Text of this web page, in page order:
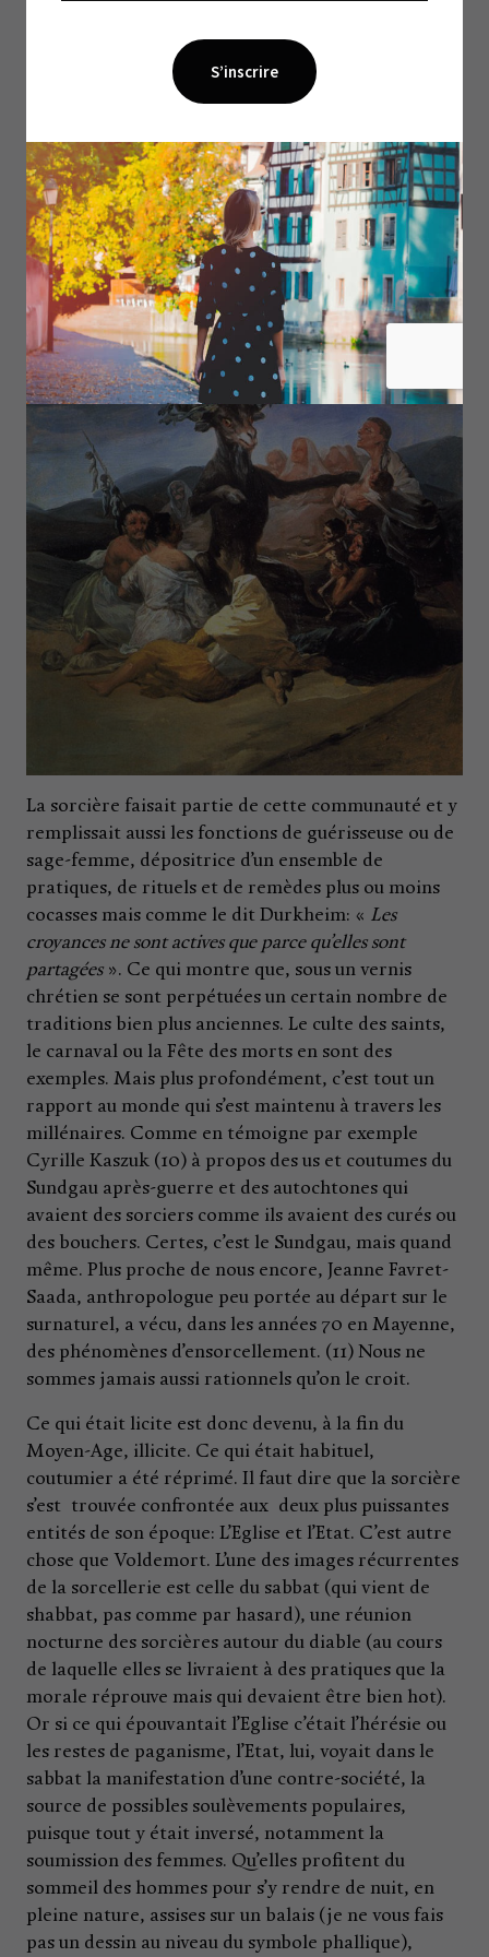
femme chrétienne, elle sera souvent veuve, âgée et
merde à l’autre et son affaire est entendue. On ne
manquera donc pas de bonnes âmes pour dénoncer
La délation est une tradition bien établie en France.
La sorcière faisait partie de cette communauté et y
remplissait aussi les fonctions de guérisseuse ou de
sage-femme, dépositrice d’un ensemble de
pratiques, de rituels et de remèdes plus ou moins
cocasses mais comme le dit Durkheim: « Les
croyances ne sont actives que parce qu’elles sont
partagées». Ce qui montre que, sous un vernis
chrétien se sont perpétuées un certain nombre de
traditions bien plus anciennes. Le culte des saints,
le carnaval ou la Fête des morts en sont des
exemples. Mais plus profondément, c’est tout un
rapport au monde qui s’est maintenu à travers les
millénaires. Comme en témoigne par exemple
Cyrille Kaszuk (10) à propos des us et coutumes du
Sundgau après-guerre et des autochtones qui
avaient des sorciers comme ils avaient des curés ou
des bouchers. Certes, c’est le Sundgau, mais quand
même. Plus proche de nous encore, Jeanne Favret-
Saada, anthropologue peu portée au départ sur le
surnaturel, a vécu, dans les années 70 en Mayenne,
des phénomènes d’ensorcellement. (11) Nous ne
sommes jamais aussi rationnels qu’on le croit.
Ce qui était licite est donc devenu, à la fin du
Moyen-Age, illicite. Ce qui était habituel,
coutumier a été réprimé. Il faut dire que la sorcière
s’est trouvée confrontée aux deux plus puissantes
entités de son époque: L’Eglise et l’Etat. C’est autre
chose que Voldemort. L’une des images récurrentes
de la sorcellerie est celle du sabbat (qui vient de
shabbat, pas comme par hasard), une réunion
nocturne des sorcières autour du diable (au cours
de laquelle elles se livraient à des pratiques que la
morale réprouve mais qui devaient être bien hot).
Or si ce qui épouvantait l’Eglise c’était l’hérésie ou
les restes de paganisme, l’Etat, lui, voyait dans le
sabbat la manifestation d’une contre-société, la
source de possibles soulèvements populaires,
puisque tout y était inversé, notamment la
soumission des femmes. Qu’elles profitent du
sommeil des hommes pour s’y rendre de nuit, en
pleine nature, assises sur un balais (je ne vous fais
pas un dessin au niveau du symbole phallique),